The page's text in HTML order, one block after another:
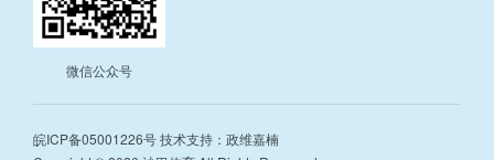
微信公众号
皖ICP备05001226号技术支持：政维嘉楠